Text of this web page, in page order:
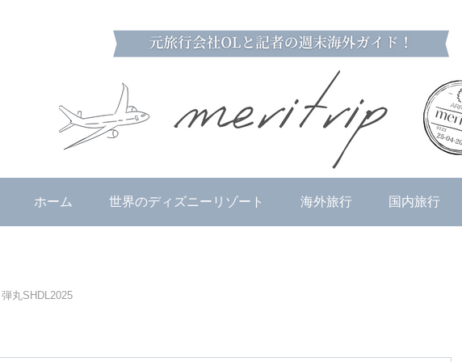
ホーム 世界のディズニーリゾート 海外旅行 国内旅行
弾丸SHDL2025